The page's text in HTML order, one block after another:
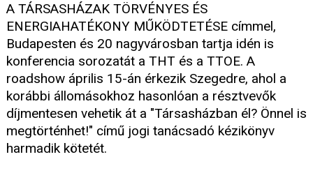
A TÁRSASHÁZAK TÖRVÉNYES ÉS
ENERGIAHATÉKONY MŰKÖDTETÉSE címmel,
Budapesten és 20 nagyvárosban tartja idén is
konferencia sorozatát a THT és a TTOE. A
roadshow április 15-án érkezik Szegedre, ahol a
korábbi állomásokhoz hasonlóan a résztvevők
díjmentesen vehetik át a "Társasházban él? Önnel is
megtörténhet!" című jogi tanácsadó kézikönyv
harmadik kötetét.